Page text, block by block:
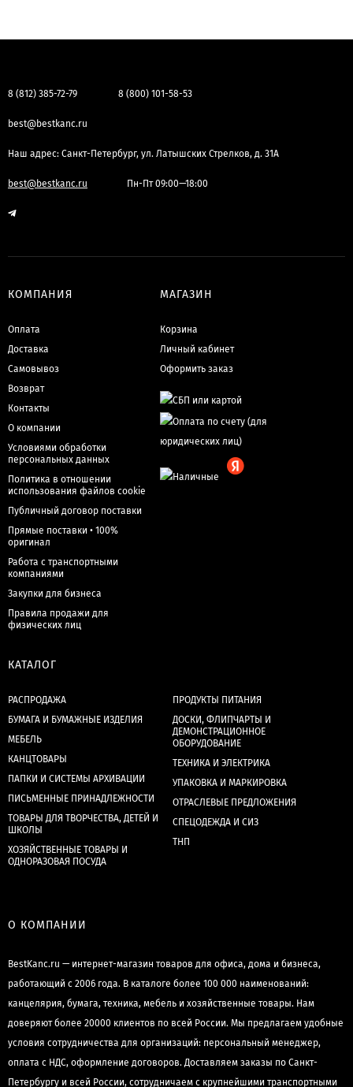
8 (812) 385-72-79 8 (800) 101-58-53
best@bestkanc.ru
Наш адрес: Санкт-Петербург, ул. Латышских Стрелков, д. 31А
best@bestkanc.ru Пн-Пт 09:00—18:00
КОМПАНИЯ
Оплата
Доставка
Самовывоз
Возврат
Контакты
О компании
Условиями обработки
персональных данных
Политика в отношении
использования файлов cookie
Публичный договор поставки
Прямые поставки • 100%
оригинал
Работа с транспортными
компаниями
Закупки для бизнеса
Правила продажи для
физических лиц
МАГАЗИН
Корзина
Личный кабинет
Оформить заказ
КАТАЛОГ
РАСПРОДАЖА
БУМАГА И БУМАЖНЫЕ ИЗДЕЛИЯ
МЕБЕЛЬ
КАНЦТОВАРЫ
ПАПКИ И СИСТЕМЫ АРХИВАЦИИ
ПИСЬМЕННЫЕ ПРИНАДЛЕЖНОСТИ
ТОВАРЫ ДЛЯ ТВОРЧЕСТВА, ДЕТЕЙ И
ШКОЛЫ
ХОЗЯЙСТВЕННЫЕ ТОВАРЫ И
ОДНОРАЗОВАЯ ПОСУДА
ПРОДУКТЫ ПИТАНИЯ
ДОСКИ, ФЛИПЧАРТЫ И
ДЕМОНСТРАЦИОННОЕ
ОБОРУДОВАНИЕ
ТЕХНИКА И ЭЛЕКТРИКА
УПАКОВКА И МАРКИРОВКА
ОТРАСЛЕВЫЕ ПРЕДЛОЖЕНИЯ
СПЕЦОДЕЖДА И СИЗ
ТНП
О КОМПАНИИ
BestKanc.ru — интернет-магазин товаров для офиса, дома и бизнеса,
работающий с 2006 года. В каталоге более 100 000 наименований:
канцелярия, бумага, техника, мебель и хозяйственные товары. Нам
доверяют более 20000 клиентов по всей России. Мы предлагаем удобные
условия сотрудничества для организаций: персональный менеджер,
оплата с НДС, оформление договоров. Доставляем заказы по Санкт-
Петербургу и всей России, сотрудничаем с крупнейшими транспортными